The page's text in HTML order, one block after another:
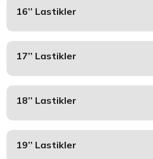
16’’ Lastikler
17’’ Lastikler
18’’ Lastikler
19’’ Lastikler